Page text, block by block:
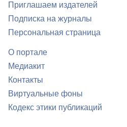
Приглашаем издателей
Подписка на журналы
Персональная страница
О портале
Медиакит
Контакты
Виртуальные фоны
Кодекс этики публикаций